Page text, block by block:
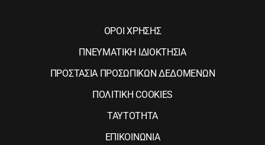
ΟΡΟΙ ΧΡΗΣΗΣ
ΠΝΕΥΜΑΤΙΚΗ ΙΔΙΟΚΤΗΣΙΑ
ΠΡΟΣΤΑΣΙΑ ΠΡΟΣΩΠΙΚΩΝ ΔΕΔΟΜΕΝΩΝ
ΠΟΛΙΤΙΚΗ COOKIES
ΤΑΥΤΟΤΗΤΑ
ΕΠΙΚΟΙΝΩΝΙΑ